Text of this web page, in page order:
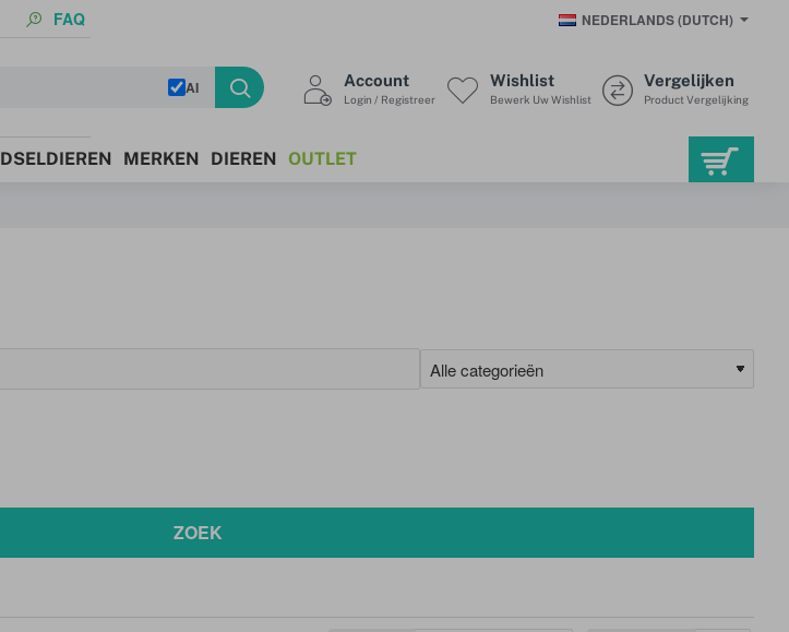
FAQ NEDERLANDS (DUTCH)
AI Account
Login / Registreer
Wishlist
Bewerk Uw Wishlist
Vergelijken
Product Vergelijking
MERKEN DIEREN OUTLET
ZOEK